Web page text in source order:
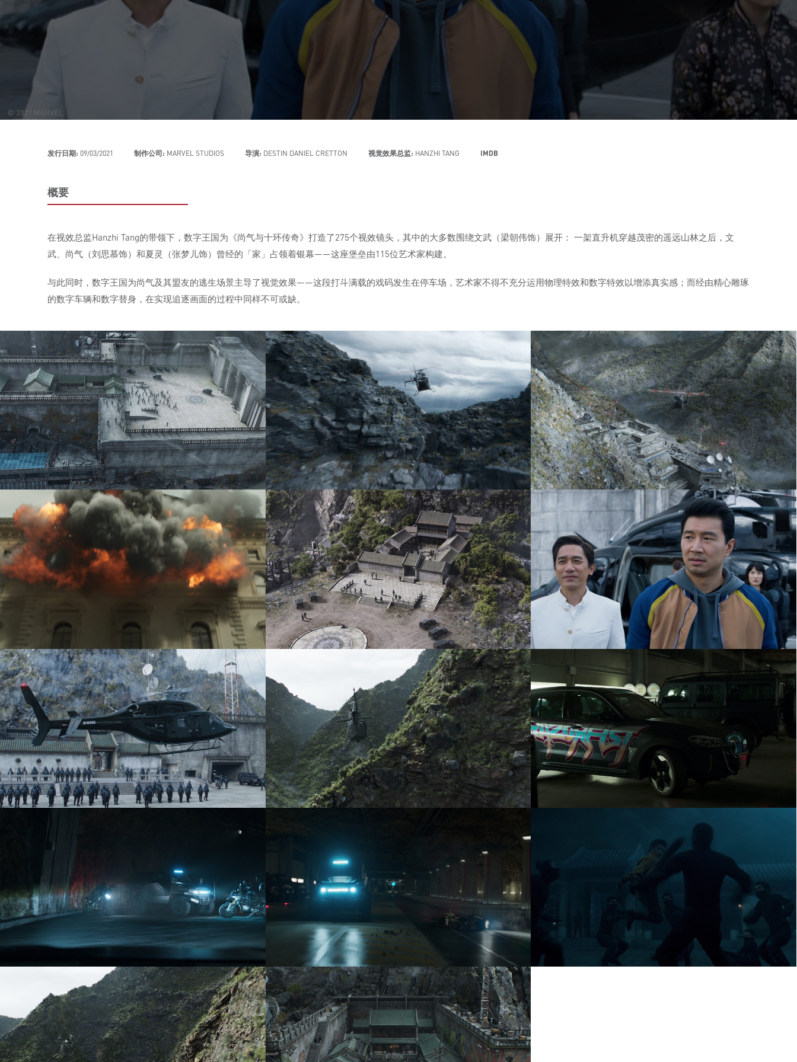
发行日期: 09/03/2021 制作公司: MARVEL STUDIOS 导演: DESTIN DANIEL CRETTON 视觉效果总监: HANZHI TANG IMDB
概要
在视效总监Hanzhi Tang的带领下，数字王国为《尚气与十环传奇》打造了275个视效镜头，其中的大多数围绕文武（梁朝伟饰）展开： 一架直升机穿越茂密的遥远山林之后，文
武、尚气（刘思慕饰）和夏灵（张梦儿饰）曾经的「家」占领着银幕——这座堡垒由115位艺术家构建。
与此同时，数字王国为尚气及其盟友的逃生场景主导了视觉效果——这段打斗满载的戏码发生在停车场，艺术家不得不充分运用物理特效和数字特效以增添真实感；而经由精心雕琢
的数字车辆和数字替身，在实现追逐画面的过程中同样不可或缺。